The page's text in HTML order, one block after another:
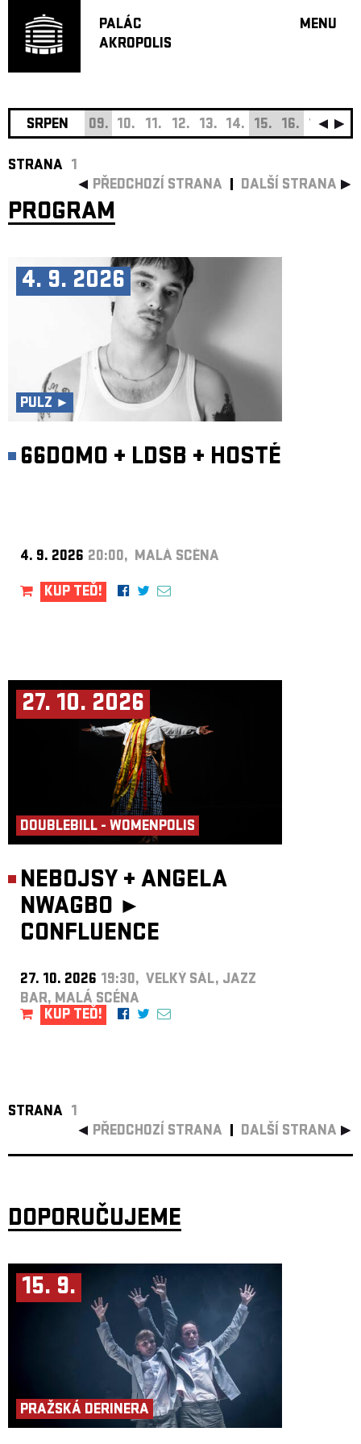
PALÁC
AKROPOLIS
MENU
JAZZ
HUDBA
SRPEN 09. 10. 11. 12. 13. 14. 15. 16. 17. 18.
STRANA 1
PŘEDCHOZÍ STRANA
DALŠÍ STRANA
PROGRAM
4. 9. 2026
PULZ ►
66DOMO + LDSB + HOSTÉ
4. 9. 2026 20:00, MALÁ SCÉNA
KUP TEĎ!
27. 10. 2026
DOUBLEBILL - WOMENPOLIS
NEBOJSY + ANGELA
NWAGBO ►
CONFLUENCE
27. 10. 2026 19:30, VELKÝ SÁL, JAZZ
BAR, MALÁ SCÉNA
KUP TEĎ!
STRANA 1
PŘEDCHOZÍ STRANA
DALŠÍ STRANA
DOPORUČUJEME
15. 9.
PRAŽSKÁ DERINERA